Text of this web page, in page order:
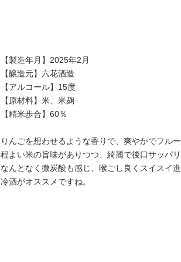
三千盛（岐阜）
花盛（岐阜）
地酒いろいろ
地酒いろいろ
【製造年月】2025年2月
【醸造元】六花酒造
【アルコール】15度
【原材料】米、米麹
【精米歩合】60％
りんごを想わせるような香りで、爽やかでフルー
程よい米の旨味がありつつ、綺麗で後口サッパリ
なんとなく微炭酸も感じ、喉ごし良くスイスイ進
冷酒がオススメですね。